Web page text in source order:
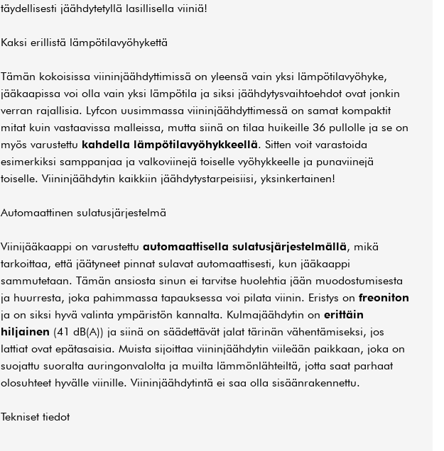
täydellisesti jäähdytetyllä lasillisella viiniä!
Kaksi erillistä lämpötilavyöhykettä
Tämän kokoisissa viininjäähdyttimissä on yleensä vain yksi lämpötilavyöhyke,
jääkaapissa voi olla vain yksi lämpötila ja siksi jäähdytysvaihtoehdot ovat jonkin
verran rajallisia. Lyfcon uusimmassa viininjäähdyttimessä on samat kompaktit
mitat kuin vastaavissa malleissa, mutta siinä on tilaa huikeille 36 pullolle ja se on
myös varustettu kahdella lämpötilavyöhykkeellä. Sitten voit varastoida
esimerkiksi samppanjaa ja valkoviinejä toiselle vyöhykkeelle ja punaviinejä
toiselle. Viininjäähdytin kaikkiin jäähdytystarpeisiisi, yksinkertainen!
Automaattinen sulatusjärjestelmä
Viinijääkaappi on varustettu automaattisella sulatusjärjestelmällä, mikä
tarkoittaa, että jäätyneet pinnat sulavat automaattisesti, kun jääkaappi
sammutetaan. Tämän ansiosta sinun ei tarvitse huolehtia jään muodostumisesta
ja huurresta, joka pahimmassa tapauksessa voi pilata viinin. Eristys on freoniton
ja on siksi hyvä valinta ympäristön kannalta. Kulmajäähdytin on erittäin
hiljainen (41 dB(A)) ja siinä on säädettävät jalat tärinän vähentämiseksi, jos
lattiat ovat epätasaisia. Muista sijoittaa viininjäähdytin viileään paikkaan, joka on
suojattu suoralta auringonvalolta ja muilta lämmönlähteiltä, jotta saat parhaat
olosuhteet hyvälle viinille. Viininjäähdytintä ei saa olla sisäänrakennettu.
Tekniset tiedot